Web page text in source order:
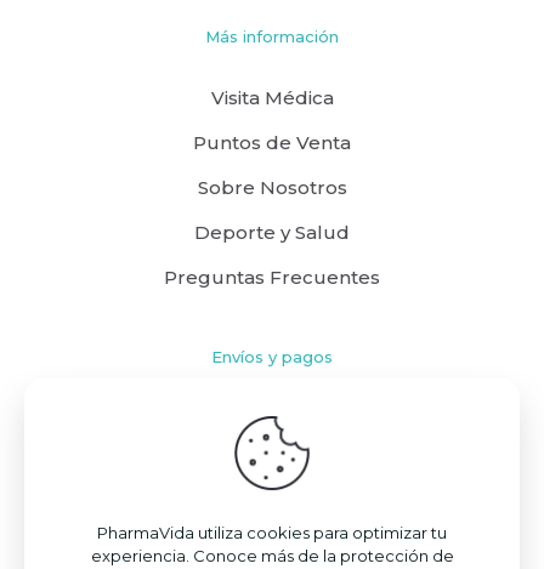
Más información
Visita Médica
Puntos de Venta
Sobre Nosotros
Deporte y Salud
Preguntas Frecuentes
Envíos y pagos
Cómo comprar
Políticas de Envío
PharmaVida utiliza cookies para optimizar tu
experiencia. Conoce más de la protección de